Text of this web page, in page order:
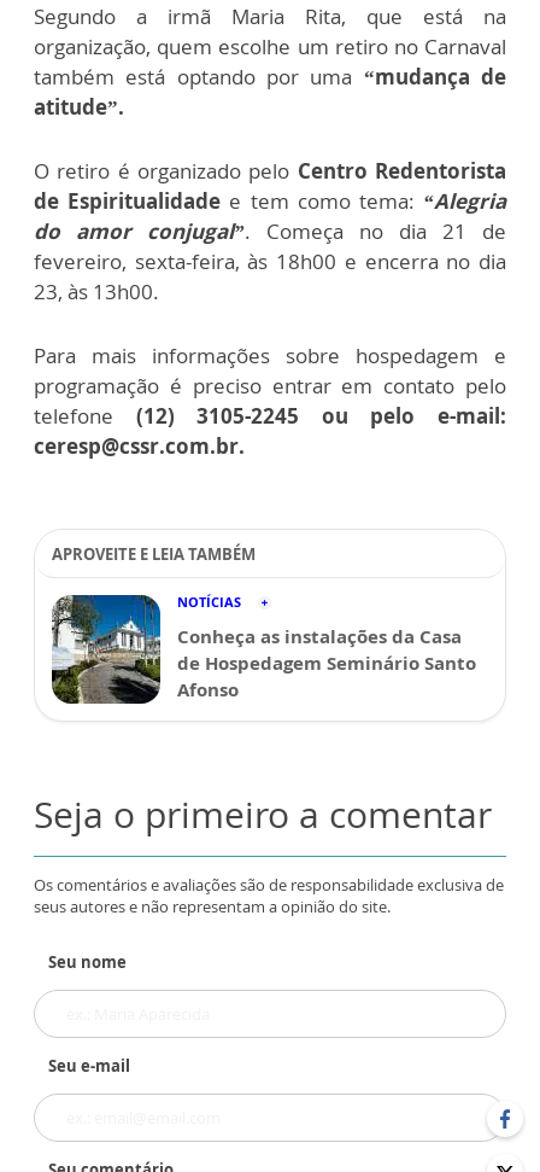
Segundo a irmã Maria Rita, que está na
organização, quem escolhe um retiro no Carnaval
também está optando por uma “mudança de
atitude”.
O retiro é organizado pelo Centro Redentorista
de Espiritualidade e tem como tema: “Alegria
do amor conjugal”. Começa no dia 21 de
fevereiro, sexta-feira, às 18h00 e encerra no dia
23, às 13h00.
Para mais informações sobre hospedagem e
programação é preciso entrar em contato pelo
telefone (12) 3105-2245 ou pelo e-mail:
ceresp@cssr.com.br.
APROVEITE E LEIA TAMBÉM
NOTÍCIAS
Conheça as instalações da Casa
de Hospedagem Seminário Santo
Afonso
Seja o primeiro a comentar
Os comentários e avaliações são de responsabilidade exclusiva de
seus autores e não representam a opinião do site.
Seu nome
Seu e-mail